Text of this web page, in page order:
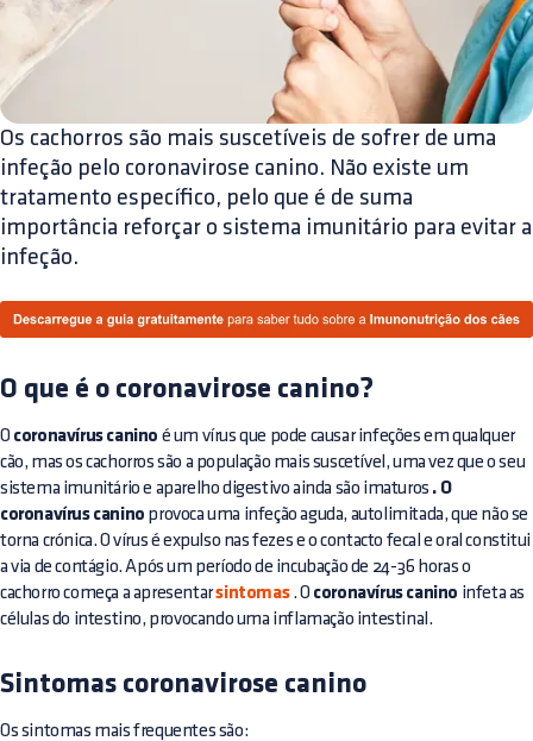
Os cachorros são mais suscetíveis de sofrer de uma
infeção pelo coronavirose canino. Não existe um
tratamento específico, pelo que é de suma
importância reforçar o sistema imunitário para evitar a
infeção.
O que é o coronavirose canino?
O coronavírus canino é um vírus que pode causar infeções em qualquer
cão, mas os cachorros são a população mais suscetível, uma vez que o seu
sistema imunitário e aparelho digestivo ainda são imaturos . O
coronavírus canino provoca uma infeção aguda, autolimitada, que não se
torna crónica. O vírus é expulso nas fezes e o contacto fecal e oral constitui
a via de contágio. Após um período de incubação de 24-36 horas o
cachorro começa a apresentarsintomas. O coronavírus canino infeta as
células do intestino, provocando uma inflamação intestinal.
Sintomas coronavirose canino
Os sintomas mais frequentes são: